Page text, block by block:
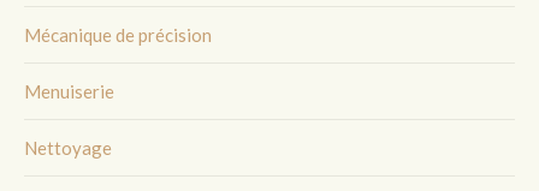
Mécanique de précision
Menuiserie
Nettoyage